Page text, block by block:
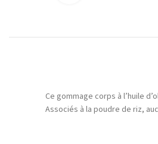
Ce gommage corps à l’huile
Associés à la poudre de riz,